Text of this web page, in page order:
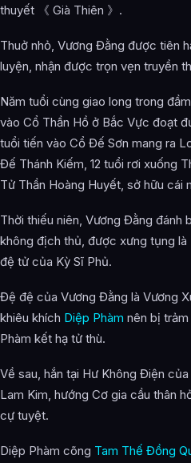
thuyết 《 Già Thiên 》.
Thuở nhỏ, Vương Đằng được tiên
luyện, nhận được trọn vẹn truyền
Năm tuổi cùng giao long trong
vào Cổ Thần Hồ ở Bắc Vực đoạt
tuổi tiến vào Cổ Đế Sơn mang ra
Đế Thánh Kiếm, 12 tuổi rơi xuống
Tử Thần Hoàng Huyết, sở hữu cái
Thời thiếu niên, Vương Đằng đánh
không địch thủ, được xưng tụng
đệ tử của Kỳ Sĩ Phủ.
Đệ đệ của Vương Đằng là Vương
khiêu khích Diệp Phàm nên bị
Phàm kết hạ tử thù.
Về sau, hắn tại Hư Không Điện
Lam Kim, hướng Cơ gia cầu thân
cự tuyệt.
Diệp Phàm cõng Tam Thế Đồng